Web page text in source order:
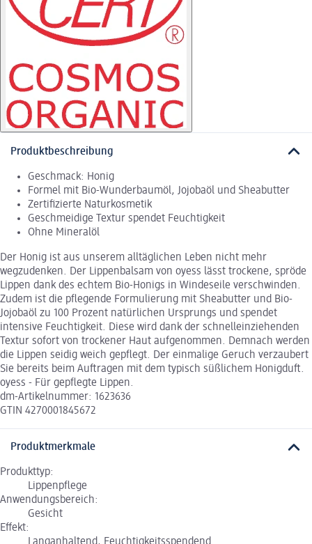
Produktbeschreibung
Geschmack: Honig
Formel mit Bio-Wunderbaumöl, Jojobaöl und Sheabutter
Zertifizierte Naturkosmetik
Geschmeidige Textur spendet Feuchtigkeit
Ohne Mineralöl
Der Honig ist aus unserem alltäglichen Leben nicht mehr
wegzudenken. Der Lippenbalsam von oyess lässt trockene, spröde
Lippen dank des echtem Bio-Honigs in Windeseile verschwinden.
Zudem ist die pflegende Formulierung mit Sheabutter und Bio-
Jojobaöl zu 100 Prozent natürlichen Ursprungs und spendet
intensive Feuchtigkeit. Diese wird dank der schnelleinziehenden
Textur sofort von trockener Haut aufgenommen. Demnach werden
die Lippen seidig weich gepflegt. Der einmalige Geruch verzaubert
Sie bereits beim Auftragen mit dem typisch süßlichem Honigduft.
oyess - Für gepflegte Lippen.
dm-Artikelnummer: 1623636
GTIN 4270001845672
Produktmerkmale
Produkttyp:
Lippenpflege
Anwendungsbereich:
Gesicht
Effekt: